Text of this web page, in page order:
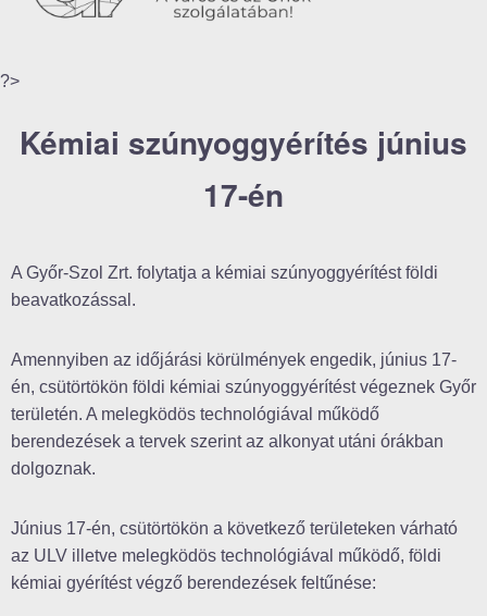
?>
Kémiai szúnyoggyérítés június
17-én
A Győr-Szol Zrt. folytatja a kémiai szúnyoggyérítést földi
beavatkozással.
Amennyiben az időjárási körülmények engedik, június 17-
én, csütörtökön földi kémiai szúnyoggyérítést végeznek Győr
területén. A melegködös technológiával működő
berendezések a tervek szerint az alkonyat utáni órákban
dolgoznak.
Június 17-én, csütörtökön a következő területeken várható
az ULV illetve melegködös technológiával működő, földi
kémiai gyérítést végző berendezések feltűnése: